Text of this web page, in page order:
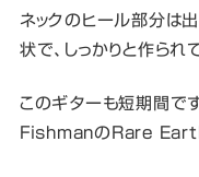
ネックのヒール部分は
状で、しっかりと作ら
このギターも短期間で
FishmanのRare